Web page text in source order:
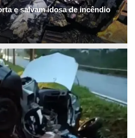
e salvam idosa de incêndio